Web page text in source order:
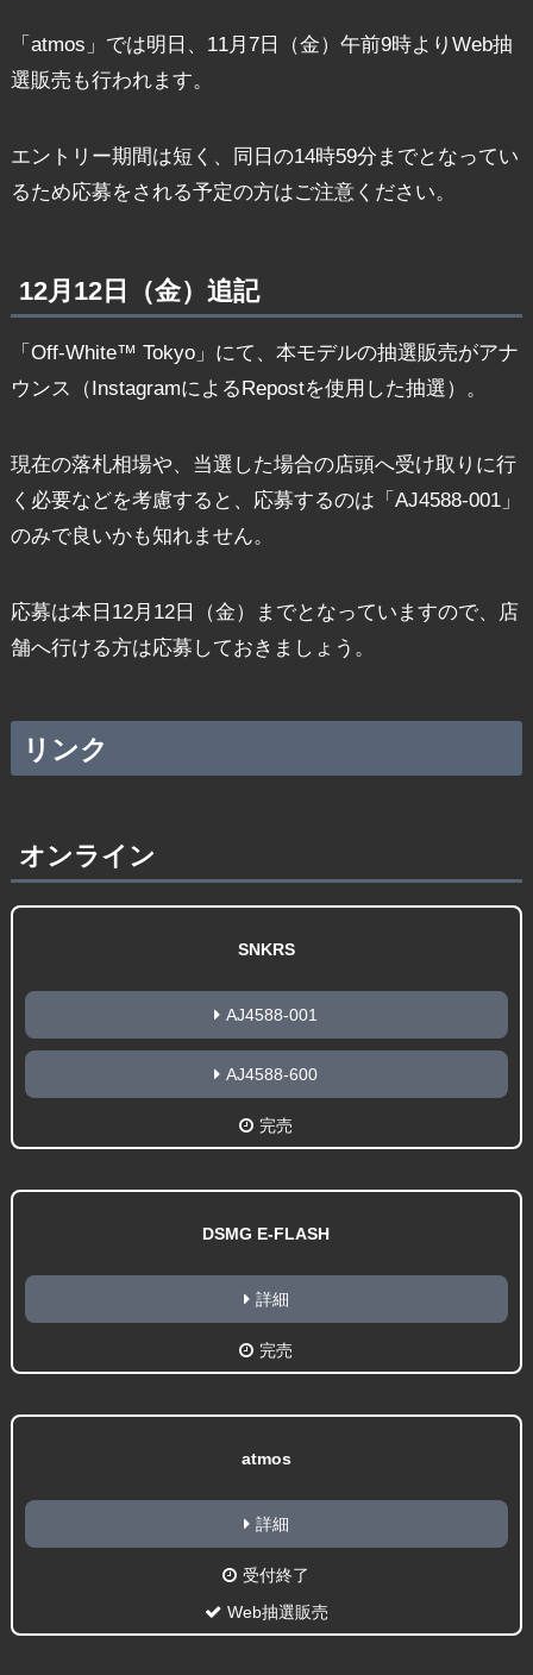
「atmos」では明日、11月7日（金）午前9時よりWeb抽
選販売も行われます。
エントリー期間は短く、同日の14時59分までとなってい
るため応募をされる予定の方はご注意ください。
12月12日（金）追記
「Off-White™ Tokyo」にて、本モデルの抽選販売がアナ
ウンス（InstagramによるRepostを使用した抽選）。
現在の落札相場や、当選した場合の店頭へ受け取りに行
く必要などを考慮すると、応募するのは「AJ4588-001」
のみで良いかも知れません。
応募は本日12月12日（金）までとなっていますので、店
舗へ行ける方は応募しておきましょう。
リンク
オンライン
SNKRS
AJ4588-001
AJ4588-600
完売
DSMG E-FLASH
詳細
完売
atmos
詳細
受付終了
Web抽選販売